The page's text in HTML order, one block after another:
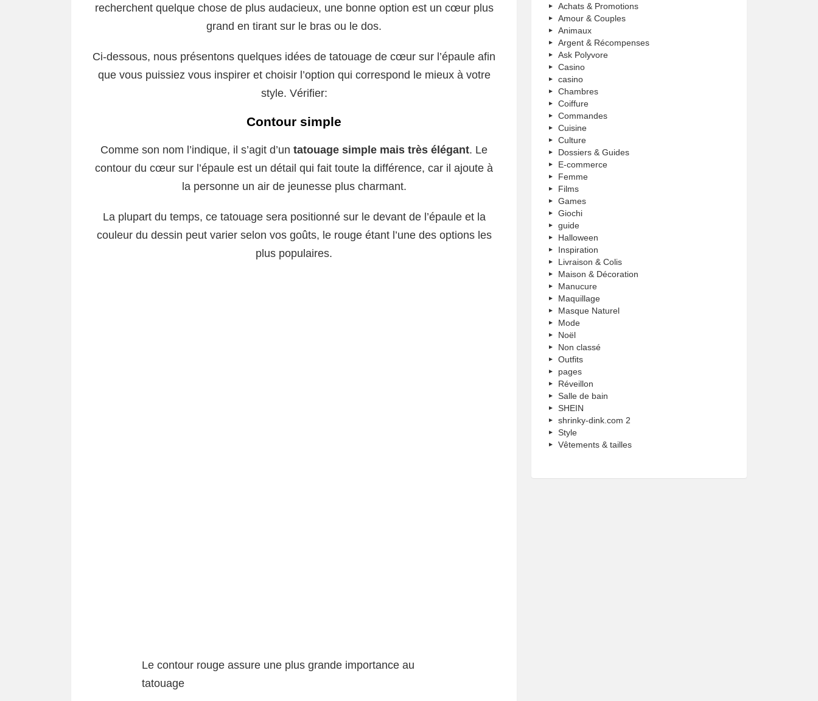
recherchent quelque chose de plus audacieux, une bonne option est un cœur plus
grand en tirant sur le bras ou le dos.
Ci-dessous, nous présentons quelques idées de tatouage de cœur sur l’épaule afin
que vous puissiez vous inspirer et choisir l’option qui correspond le mieux à votre
style. Vérifier:
Contour simple
Comme son nom l’indique, il s’agit d’un tatouage simple mais très élégant. Le
contour du cœur sur l’épaule est un détail qui fait toute la différence, car il ajoute à
la personne un air de jeunesse plus charmant.
La plupart du temps, ce tatouage sera positionné sur le devant de l’épaule et la
couleur du dessin peut varier selon vos goûts, le rouge étant l’une des options les
plus populaires.
Le contour rouge assure une plus grande importance au
tatouage
Achats & Promotions
Amour & Couples
Animaux
Argent & Récompenses
Ask Polyvore
Casino
casino
Chambres
Coiffure
Commandes
Cuisine
Culture
Dossiers & Guides
E-commerce
Femme
Films
Games
Giochi
guide
Halloween
Inspiration
Livraison & Colis
Maison & Décoration
Manucure
Maquillage
Masque Naturel
Mode
Noël
Non classé
Outfits
pages
Réveillon
Salle de bain
SHEIN
shrinky-dink.com 2
Style
Vêtements & tailles